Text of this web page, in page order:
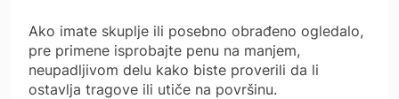
Ako imate skuplje ili posebno obrađeno ogledalo,
pre primene isprobajte penu na manjem,
neupadljivom delu kako biste proverili da li
ostavlja tragove ili utiče na površinu.